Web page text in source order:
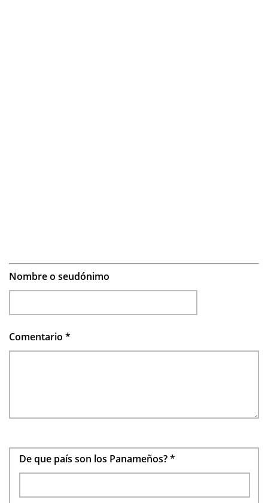
Nombre o seudónimo
Comentario *
De que país son los Panameños?*